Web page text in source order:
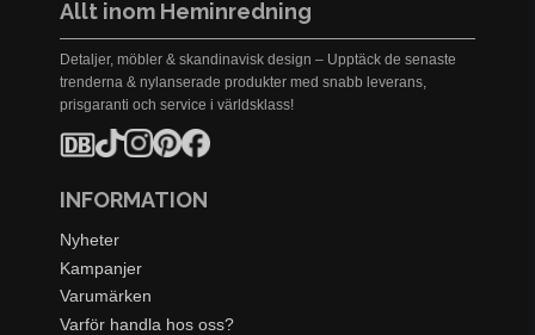
Allt inom Heminredning
Detaljer, möbler & skandinavisk design – Upptäck de senaste
trenderna & nylanserade produkter med snabb leverans,
prisgaranti och service i världsklass!
INFORMATION
Nyheter
Kampanjer
Varumärken
Varför handla hos oss?